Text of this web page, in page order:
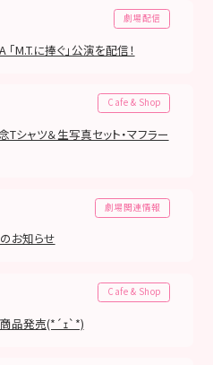
劇場配信
M.T.に捧ぐ」公演を配信！
Cafe & Shop
シャツ＆生写真セット・マフラー
劇場関連情報
お知らせ
Cafe & Shop
商品発売(*´ｪ`*)